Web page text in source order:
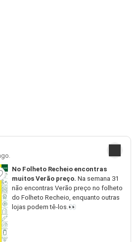
No Folheto Recheio encontras
muitos Verão preço. Na semana 31
não encontras Verão preço no folheto
do Folheto Recheio, enquanto outras
lojas podem tê-los.👀